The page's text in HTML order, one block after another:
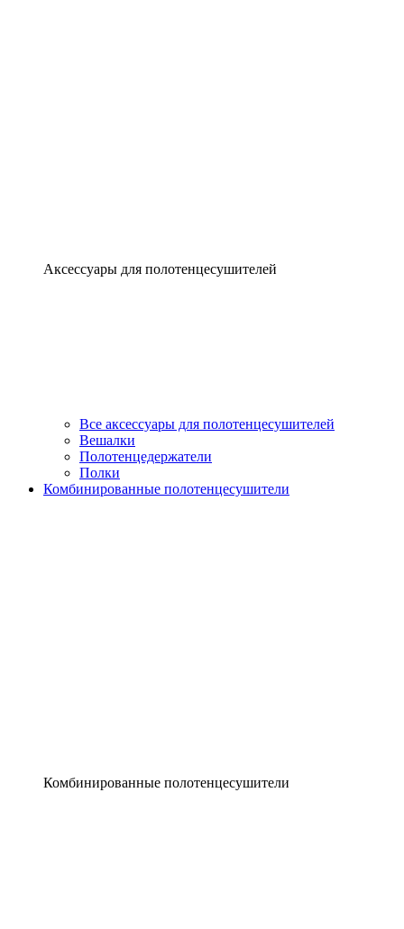
Аксессуары для полотенцесушителей
Все аксессуары для полотенцесушителей
Вешалки
Полотенцедержатели
Полки
Комбинированные полотенцесушители
Комбинированные полотенцесушители